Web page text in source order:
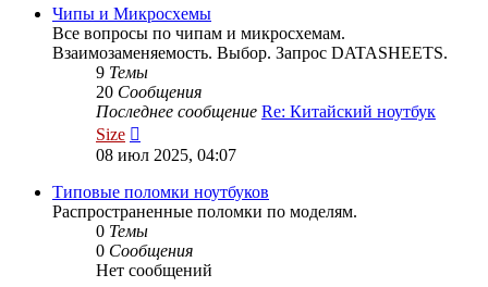
сообщению
Чипы и Микросхемы
Все вопросы по чипам и микросхемам.
Взаимозаменяемость. Выбор. Запрос DATASHEETS.
9 Темы
20 Сообщения
Последнее сообщение Re: Китайский ноутбук
Size
к
сообщению
08 июл 2025, 04:07
Типовые поломки ноутбуков
Распространенные поломки по моделям.
0 Темы
0 Сообщения
Нет сообщений